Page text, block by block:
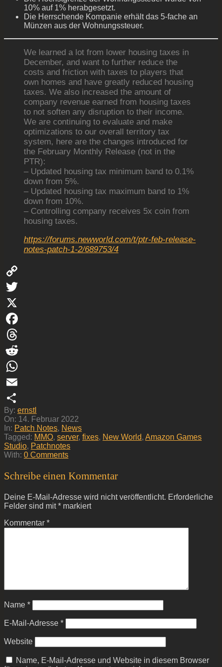
10% auf 1% herabgesetzt.
Die Herrschende Kompanie erhält das 5-fache an
Münzen aus der Wohnungssteuer.
We learned a lot from lower housing taxes in
December, and want to further reduce the
costs and friction with taxes to players that
own homes and have greatly reduced housing
taxes. We also increased the amount of
company revenue earned from housing taxes
to not soften any disruption to their income.
We are continuing to evaluate and make
optimizations to our overall territory tax
system, here are the changes introduced for
the February Monthly Release (not in the
PTR):
– Updated housing tax minimum band to 0.1%
down from 5%.
– Updated housing tax maximum band to 1%
down from 10%.
– Controlling company receives 5x coin from
housing taxes.
https://forums.newworld.com/t/ptr-feb-release-
notes-patch-1-2/689753/4
Copy
Link
Twitter
X
Facebook
Threads
Reddit
WhatsApp
Email
Teilen
2022-
02-
14
By: ernstl
On: 14. Februar 2022
In: Patch Notes, News
Tagged: MMO, server, fixes, New World, Amazon Games
Studio, Patchnotes
With: 0 Comments
Schreibe einen Kommentar
Deine E-Mail-Adresse wird nicht veröffentlicht. Erforderliche
Felder sind mit* markiert
Kommentar *
Name *
E-Mail-Adresse *
Website
Name, E-Mail-Adresse und Website in diesem Browser